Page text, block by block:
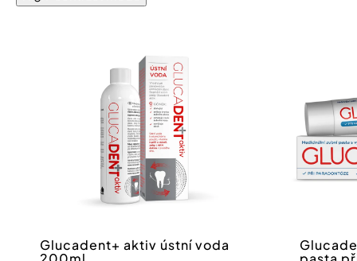
Glucadent+ aktiv ústní voda